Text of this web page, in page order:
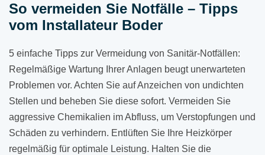
So vermeiden Sie Notfälle – Tipps
vom Installateur Boder
5 einfache Tipps zur Vermeidung von Sanitär-Notfällen:
Regelmäßige Wartung Ihrer Anlagen beugt unerwarteten
Problemen vor. Achten Sie auf Anzeichen von undichten
Stellen und beheben Sie diese sofort. Vermeiden Sie
aggressive Chemikalien im Abfluss, um Verstopfungen und
Schäden zu verhindern. Entlüften Sie Ihre Heizkörper
regelmäßig für optimale Leistung. Halten Sie die